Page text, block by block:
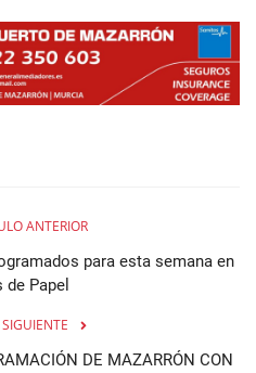
ANTERIOR
para esta semana en
de Papel
DE MAZARRÓN CON